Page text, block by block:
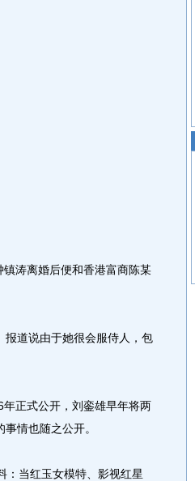
涛离婚后便和香港富商陈某
道说由于她很会服侍人，包
正式公开，刘銮雄早年将两
情也随之公开。
当红玉女模特、影视红星